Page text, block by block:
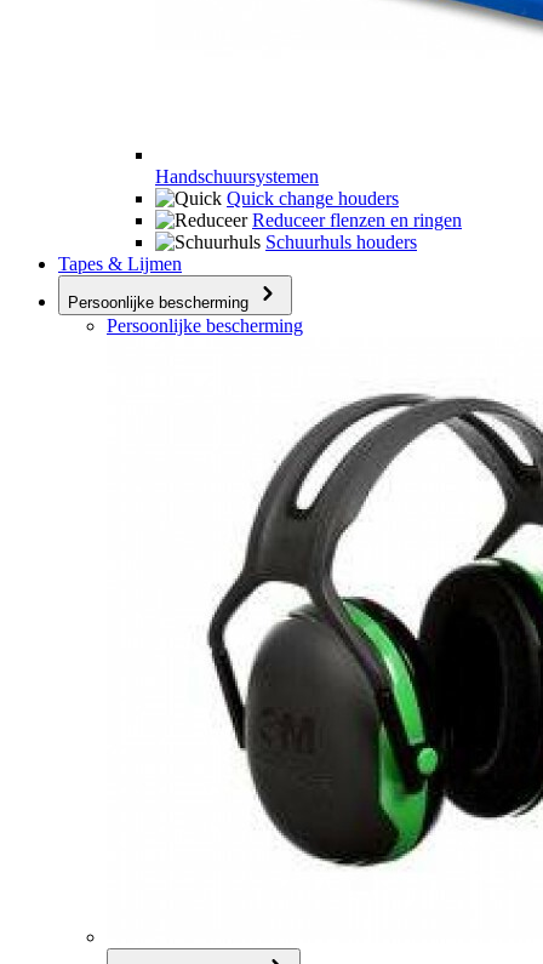
Handschuursystemen
Quick change houders
Reduceer flenzen en ringen
Schuurhuls houders
Tapes & Lijmen
Persoonlijke bescherming
Persoonlijke bescherming